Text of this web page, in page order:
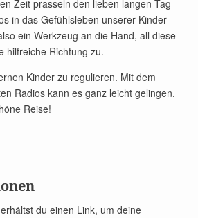
Zeit prasseln den lieben langen Tag
in das Gefühlsleben unserer Kinder
ein Werkzeug an die Hand, all diese
hilfreiche Richtung zu.
Kinder zu regulieren. Mit dem
Radios kann es ganz leicht gelingen.
Reise!
du einen Link, um deine